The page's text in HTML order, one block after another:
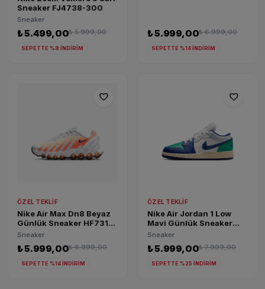
Sneaker FJ4738-300
Sneaker
₺ 5.499,00₺ 5.999,00
SEPETTE %8 İNDİRİM
₺ 5.999,00₺ 6.999,00
SEPETTE %14 İNDİRİM
favorite
ÖZEL TEKLIF
Nike Air Max Dn8 Beyaz
Günlük Sneaker HF7310-
100
Sneaker
₺ 5.999,00₺ 6.999,00
SEPETTE %14 İNDİRİM
favorite
ÖZEL TEKLIF
Nike Air Jordan 1 Low
Mavi Günlük Sneaker
553560-147
Sneaker
₺ 5.999,00₺ 7.999,00
SEPETTE %25 İNDİRİM